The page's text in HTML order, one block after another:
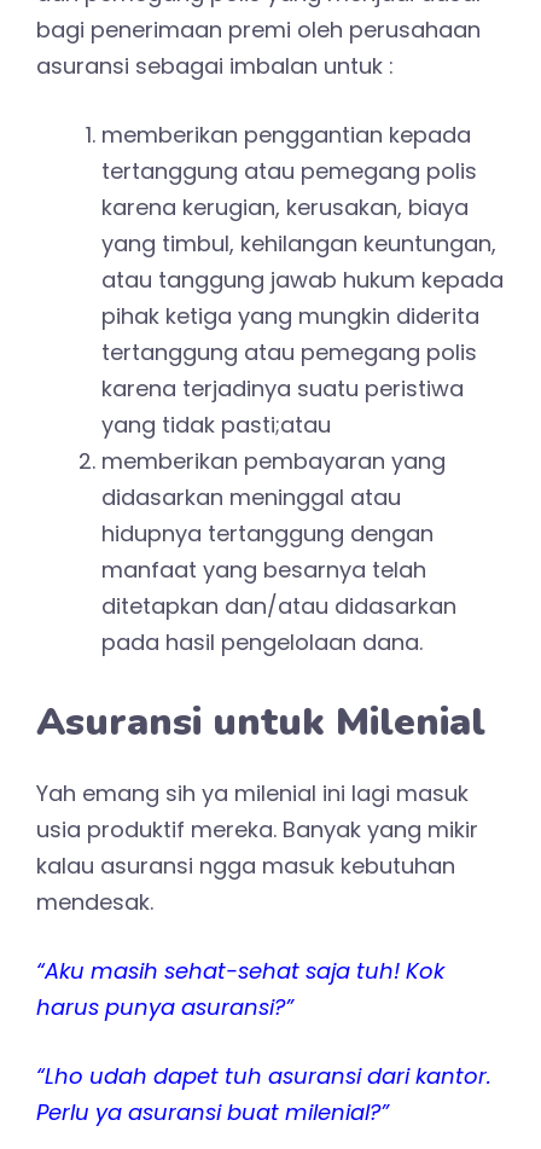
bagi penerimaan premi oleh perusahaan
asuransi sebagai imbalan untuk :
​memberikan penggantian kepada
tertanggung atau pemegang polis
karena kerugian, kerusakan, biaya
yang timbul, kehilangan keuntungan,
atau tanggung jawab hukum kepada
pihak ketiga yang mungkin diderita
tertanggung atau pemegang polis
karena terjadinya suatu peristiwa
yang tidak pasti;atau
memberikan pembayaran yang
didasarkan meninggal atau
hidupnya tertanggung dengan
manfaat yang besarnya telah
ditetapkan dan/atau didasarkan
pada hasil pengelolaan dana.
Asuransi untuk Milenial
Yah emang sih ya milenial ini lagi masuk
usia produktif mereka. Banyak yang mikir
kalau asuransi ngga masuk kebutuhan
mendesak.
“Aku masih sehat-sehat saja tuh! Kok
harus punya asuransi?”
“Lho udah dapet tuh asuransi dari kantor.
Perlu ya asuransi buat milenial?”